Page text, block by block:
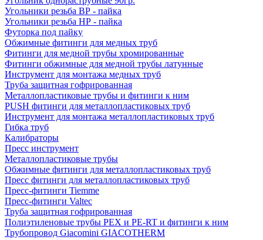
Угольники резьба ВР - пайка
Угольники резьба НР - пайка
Футорка под пайку
Обжимные фитинги для медных труб
Фитинги для медной трубы хромированные
Фитинги обжимные для медной трубы латунные
Инструмент для монтажа медных труб
Труба защитная гофрированная
Металлопластиковые трубы и фитинги к ним
PUSH фитинги для металлопластиковых труб
Инструмент для монтажа металлопластиковых труб
Гибка труб
Калибраторы
Пресс инструмент
Металлопластиковые трубы
Обжимные фитинги для металлопластиковых труб
Пресс фитинги для металлопластиковых труб
Пресс-фитинги Tiemme
Пресс-фитинги Valtec
Труба защитная гофрированная
Полиэтиленовые трубы PEX и PE-RT и фитинги к ним
Трубопровод Giacomini GIACOTHERM